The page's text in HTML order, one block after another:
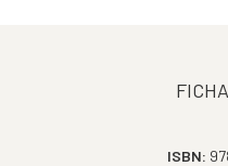
ISBN: